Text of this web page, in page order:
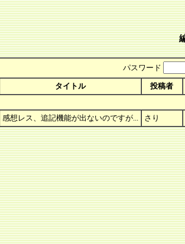
パスワード
タイトル 投稿者
感想レス、追記機能が出ないのですが... さり